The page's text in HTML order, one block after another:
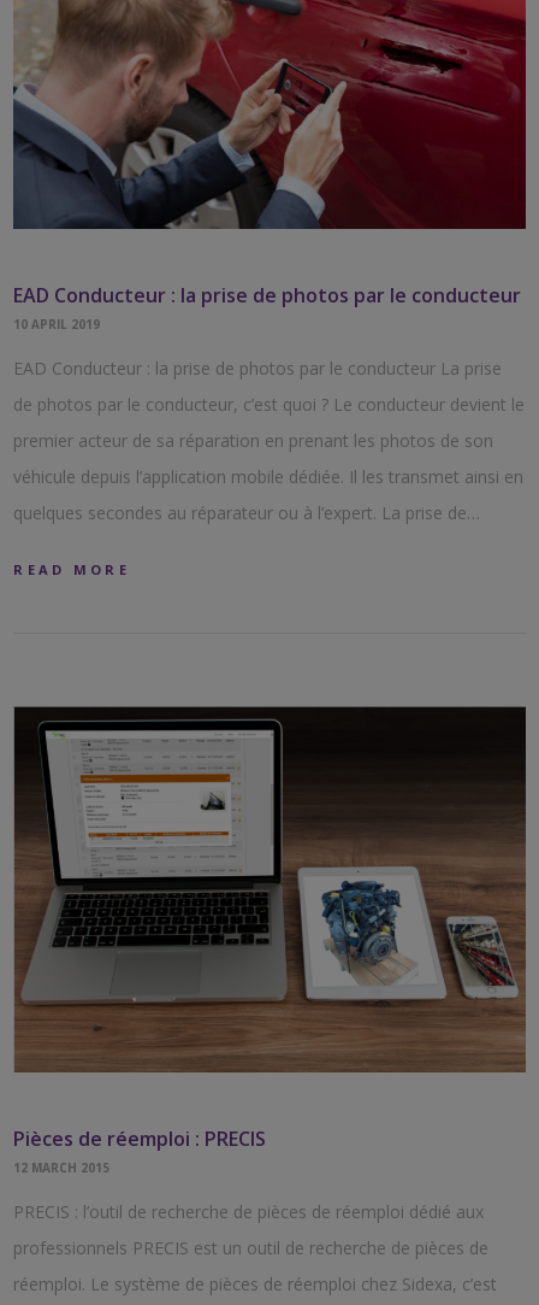
EAD Conducteur : la prise de photos par le conducteur
10 APRIL 2019
EAD Conducteur : la prise de photos par le conducteur La prise
de photos par le conducteur, c’est quoi ? Le conducteur devient le
premier acteur de sa réparation en prenant les photos de son
véhicule depuis l’application mobile dédiée. Il les transmet ainsi en
quelques secondes au réparateur ou à l’expert. La prise de…
READ MORE
Pièces de réemploi : PRECIS
12 MARCH 2015
PRECIS : l’outil de recherche de pièces de réemploi dédié aux
professionnels PRECIS est un outil de recherche de pièces de
réemploi. Le système de pièces de réemploi chez Sidexa, c’est